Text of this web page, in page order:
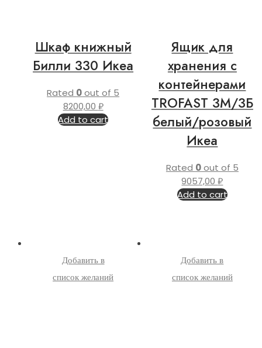
Шкаф книжный
Билли 330 Икеа
Rated 0out of 5
8200,00 ₽
Add to cart
Ящик для
хранения с
контейнерами
TROFAST 3М/3Б
белый/розовый
Икеа
Rated 0out of 5
9057,00₽
Add to cart
Добавить в
список желаний
Добавить в
список желаний